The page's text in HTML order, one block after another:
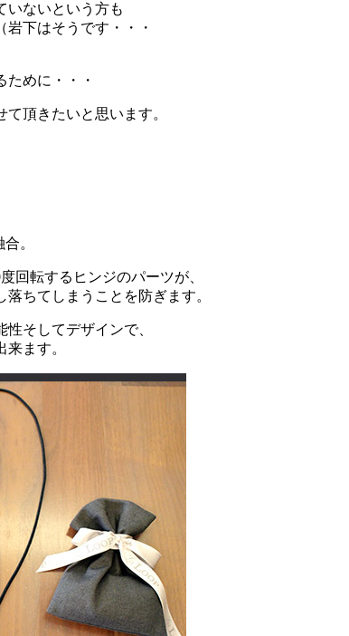
いないという方も
下はそうです・・・
めに・・・
頂きたいと思います。
。
回転するヒンジのパーツが、
ちてしまうことを防ぎます。
そしてデザインで、
ます。